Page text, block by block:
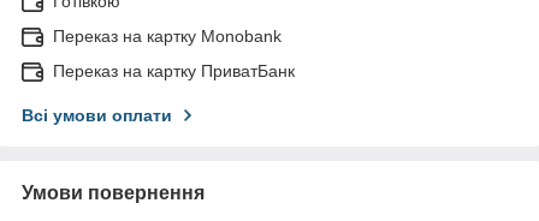
Переказ на картку Monobank
Переказ на картку ПриватБанк
Всі умови оплати
Умови повернення